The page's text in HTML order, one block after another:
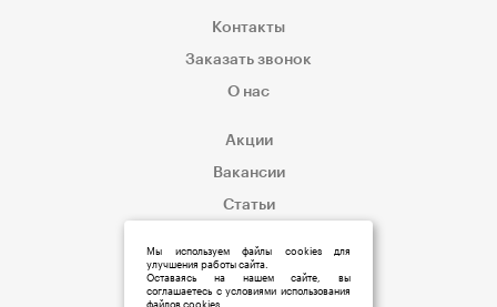
Контакты
Заказать звонок
О нас
Акции
Вакансии
Статьи
Мы используем файлы cookies для
улучшения работы сайта.
Оставаясь на нашем сайте, вы
соглашаетесь с условиями использования
файлов cookies.